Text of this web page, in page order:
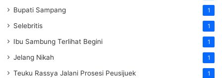
Bupati Sampang 1
Selebritis 1
Ibu Sambung Terlihat Begini 1
Jelang Nikah 1
Teuku Rassya Jalani Prosesi Peusijuek 1